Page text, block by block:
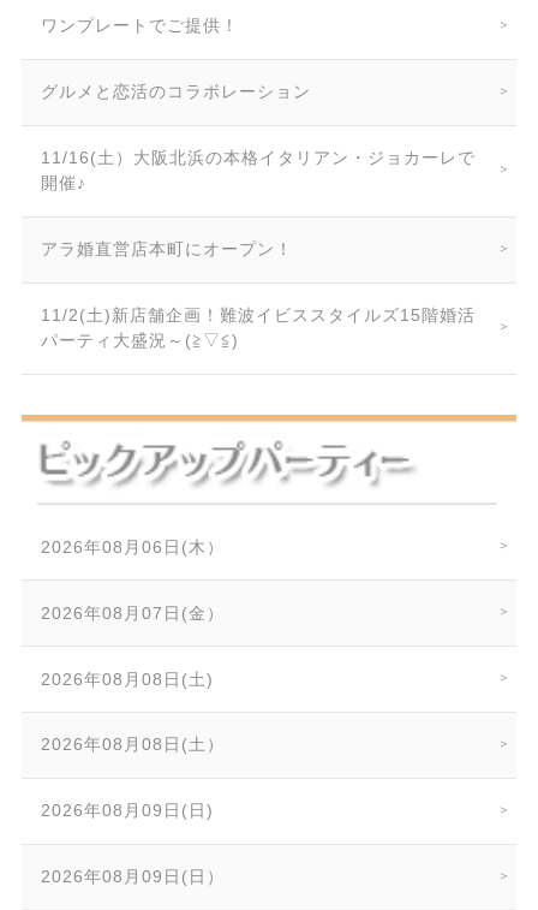
ワンプレートでご提供！
グルメと恋活のコラボレーション
11/16(土）大阪北浜の本格イタリアン・ジョカーレで
開催♪
アラ婚直営店本町にオープン！
11/2(土)新店舗企画！難波イビススタイルズ15階婚活
パーティ大盛況～(≧▽≦)
2026年08月06日(木）
2026年08月07日(金）
2026年08月08日(土)
2026年08月08日(土）
2026年08月09日(日)
2026年08月09日(日）